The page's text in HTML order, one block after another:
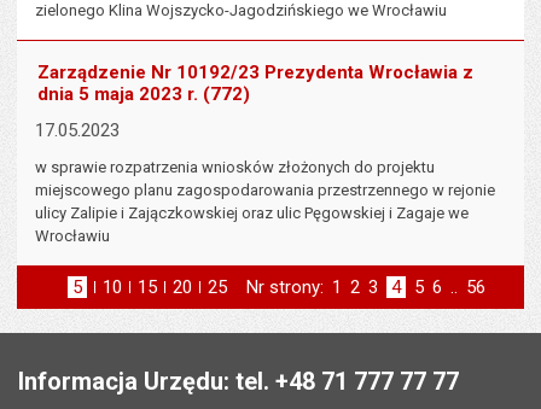
zielonego Klina Wojszycko-Jagodzińskiego we Wrocławiu
Zarządzenie Nr 10192/23 Prezydenta Wrocławia z
dnia 5 maja 2023 r. (772)
17.05.2023
w sprawie rozpatrzenia wniosków złożonych do projektu
miejscowego planu zagospodarowania przestrzennego w rejonie
ulicy Zalipie i Zajączkowskiej oraz ulic Pęgowskiej i Zagaje we
Wrocławiu
5 elementów na stronie
10 elementów
na stronie
15 elementów
na stronie
20 elementów
na stronie
25 elementów
na stronie
Nr strony: Strona
1 Strona
2 Strona
3 Strona
4 Strona
5 Strona
6 .. Strona
56
Informacja Urzędu: tel. +48 71 777 77 77